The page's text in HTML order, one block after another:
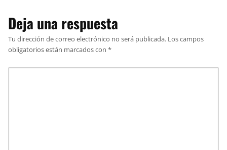
Deja una respuesta
Tu dirección de correo electrónico no será publicada. Los campos
obligatorios están marcados con *